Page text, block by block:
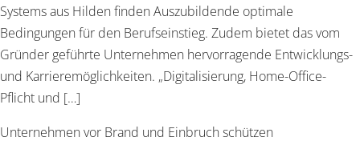
Systems aus Hilden finden Auszubildende optimale
Bedingungen für den Berufseinstieg. Zudem bietet das vom
Gründer geführte Unternehmen hervorragende Entwicklungs-
und Karrieremöglichkeiten. „Digitalisierung, Home-Office-
Pflicht und […]
Unternehmen vor Brand und Einbruch schützen